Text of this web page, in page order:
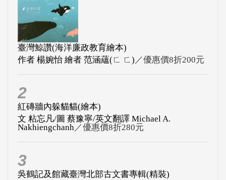
臺灣鯨讚(海洋廉政教育繪本)
作者 楊婉怡 繪者 范涵蘊(ㄈ ㄈ) ／優惠價8折200元
2
紅磚牆內躲貓貓(繪本)
文 粘忘凡/圖 蔡豫寧/英文翻譯 Michael A.
Nakhiengchanh／優惠價8折280元
3
吳鶴記及館藏臺灣北部古文書專輯(精裝)